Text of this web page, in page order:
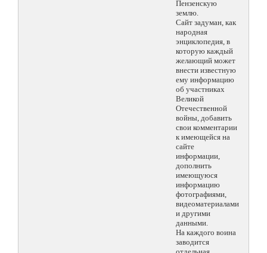
Пензенскую
землю.
Сайт задуман, как
народная
энциклопедия, в
которую каждый
желающий может
внести известную
ему информацию
об участниках
Великой
Отечественной
войны, добавить
свои комментарии
к имеющейся на
сайте
информации,
дополнить
имеющуюся
информацию
фотографиями,
видеоматериалами
и другими
данными.
На каждого воина
заводится